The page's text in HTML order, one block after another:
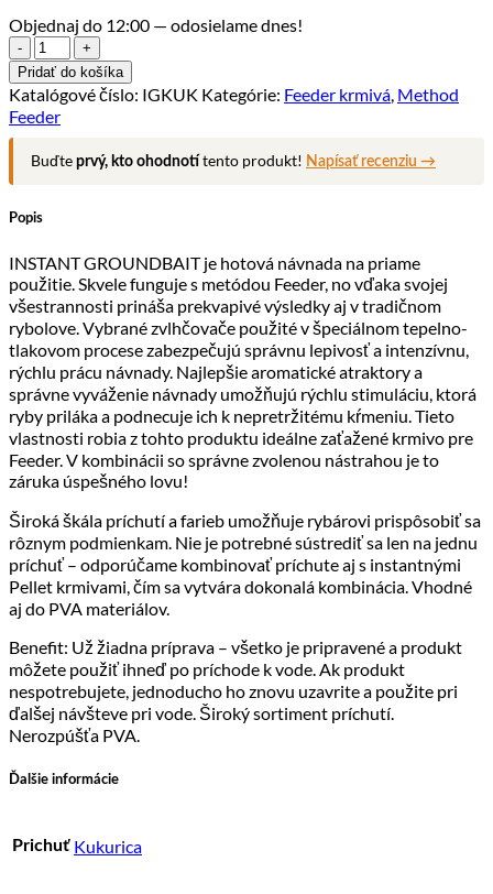
Objednaj do 12:00 — odosielame dnes!
množstvo
INSTANT
GROUNDBAIT
700g
–
Kukurica
Pridať do košíka
Katalógové číslo: IGKUK Kategórie: Feeder krmivá, Method
Feeder
Buďte prvý, kto ohodnotítento produkt! Napísať recenziu →
Popis
INSTANT GROUNDBAIT je hotová návnada na priame
použitie. Skvele funguje s metódou Feeder, no vďaka svojej
všestrannosti prináša prekvapivé výsledky aj v tradičnom
rybolove. Vybrané zvlhčovače použité v špeciálnom tepelno-
tlakovom procese zabezpečujú správnu lepivosť a intenzívnu,
rýchlu prácu návnady. Najlepšie aromatické atraktory a
správne vyváženie návnady umožňujú rýchlu stimuláciu, ktorá
ryby priláka a podnecuje ich k nepretržitému kŕmeniu. Tieto
vlastnosti robia z tohto produktu ideálne zaťažené krmivo pre
Feeder. V kombinácii so správne zvolenou nástrahou je to
záruka úspešného lovu!
Široká škála príchutí a farieb umožňuje rybárovi prispôsobiť sa
rôznym podmienkam. Nie je potrebné sústrediť sa len na jednu
príchuť – odporúčame kombinovať príchute aj s instantnými
Pellet krmivami, čím sa vytvára dokonalá kombinácia. Vhodné
aj do PVA materiálov.
Benefit: Už žiadna príprava – všetko je pripravené a produkt
môžete použiť ihneď po príchode k vode. Ak produkt
nespotrebujete, jednoducho ho znovu uzavrite a použite pri
ďalšej návšteve pri vode. Široký sortiment príchutí.
Nerozpúšťa PVA.
Ďalšie informácie
Prichuť Kukurica